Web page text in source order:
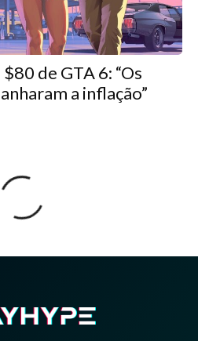
de GTA 6: “Os
a inflação”